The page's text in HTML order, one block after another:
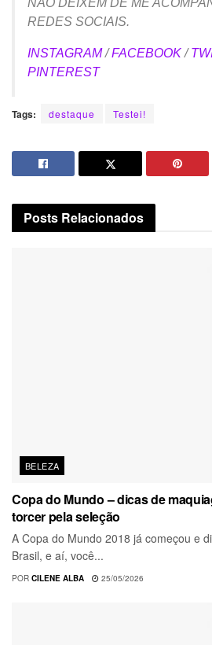
NÃO DEIXEM DE ME
REDES SOCIAIS.
INSTAGRAM/FACEBOOK/
PINTEREST
Tags: destaque Testei!
Posts Relacionados
BELEZA
Copa do Mundo – dicas de
torcer pela seleção
A Copa do Mundo 2018 já começou e
Brasil, e aí, você...
POR CILENE ALBA 25/05/2026